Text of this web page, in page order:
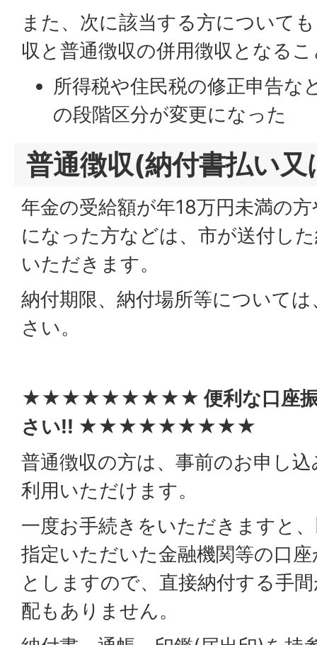
また、次に該当する方について
収と普通徴収の併用徴収となる
所得税や住民税の修正申告な
の段階区分が変更になった
普通徴収(納付書払い
年金の受給額が年18万円未満の
になった方などは、市が送付し
いただきます。
納付期限、納付場所等について
さい。
★★★★★★★★★ 便利な口座振
さい!! ★★★★★★★★★
普通徴収の方は、事前のお申し
利用いただけます。
一度お手続きをいただきますと
指定いただいた金融機関等の口
としますので、直接納付する手
配もありません。